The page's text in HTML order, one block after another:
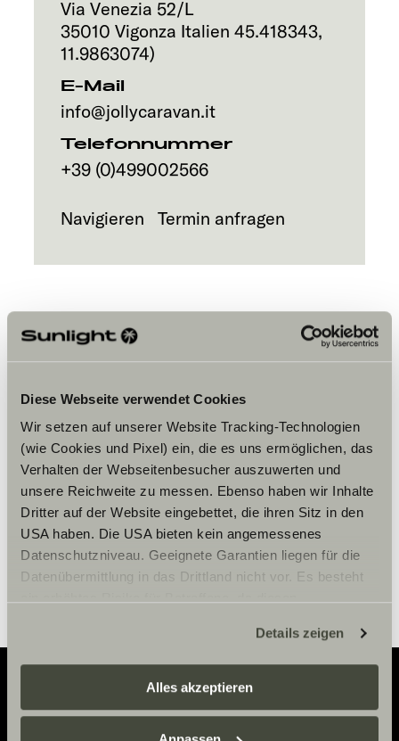
Diese Webseite verwendet Cookies
Wir setzen auf unserer Website Tracking-Technologien
(wie Cookies und Pixel) ein, die es uns ermöglichen, das
Verhalten der Webseitenbesucher auszuwerten und
unsere Reichweite zu messen. Ebenso haben wir Inhalte
Dritter auf der Website eingebettet, die ihren Sitz in den
USA haben. Die USA bieten kein angemessenes
Datenschutzniveau. Geeignete Garantien liegen für die
Datenübermittlung in das Drittland nicht vor. Es besteht
zustehen. Eingesetzte Dienstleister können Daten für
eigene Zwecke verarbeiten und mit anderen Daten
zusammenführen. Weitere Informationen finden Sie hier:
Datenschutzerklärung
Details zeigen
Alles akzeptieren
Via Venezia 52/L
35010 Vigonza Italien 45.418343,
11.9863074)
E-Mail
info@jollycaravan.it
Telefonnummer
+39 (0)499002566
Navigieren Termin anfragen
Bitte akzeptiere die Marketing-
Cookies, um die Inhalte zu sehen.
Cookie-Einstellungen
Adventure